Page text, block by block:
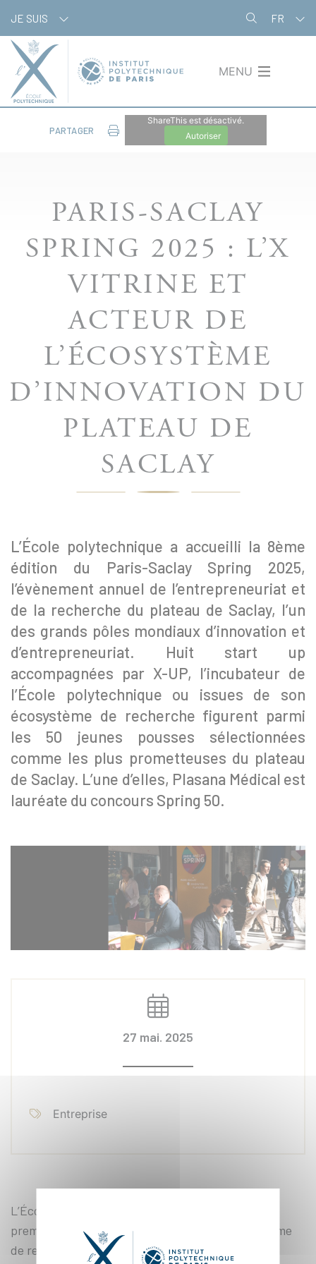
au
contenu
principal
JE SUIS FR
MENU
PARTAGER
ShareThis est désactivé.
Autoriser
PARIS-SACLAY
SPRING 2025 : L’X
VITRINE ET
ACTEUR DE
L’ÉCOSYSTÈME
D’INNOVATION DU
PLATEAU DE
SACLAY
L’École polytechnique a accueilli la 8ème
édition du Paris-Saclay Spring 2025,
l’évènement annuel de l’entrepreneuriat et
de la recherche du plateau de Saclay, l’un
des grands pôles mondiaux d’innovation et
d’entrepreneuriat. Huit start up
accompagnées par X-UP, l’incubateur de
l’École polytechnique ou issues de son
écosystème de recherche figurent parmi
les 50 jeunes pousses sélectionnées
comme les plus prometteuses du plateau
de Saclay. L’une d’elles, Plasana Médical est
lauréate du concours Spring 50.
27 mai. 2025
Entreprise
L’École polytechnique a confirmé sa position de
premier plan dans le développement de l’écosystème
de recherche et d’entrepreneuriat du plateau de